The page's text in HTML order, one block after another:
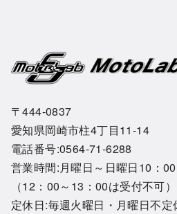
〒444-0837
愛知県岡崎市柱4丁目11-14
電話番号:0564-71-6288
営業時間:月曜日～日曜日10：
（12：00～13：00は受付不可）
定休日:毎週火曜日・月曜日不定